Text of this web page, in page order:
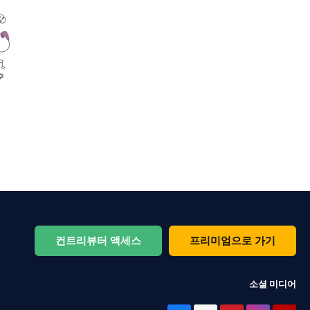
컨트리뷰터 액세스 프리미엄으로 가기
소셜 미디어